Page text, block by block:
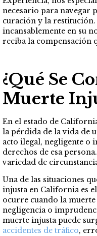
necesario para navegar
curación y la
incansablemente en su
reciba la compensación
¿Qué Se
Muerte
En el estado de
la pérdida de la vida de
acto ilegal, negligente o
derechos de esa
variedad de
Una de las situaciones
injusta en California es
ocurre cuando la muerte
negligencia o
muerte injusta puede
accidentes de tráfico,